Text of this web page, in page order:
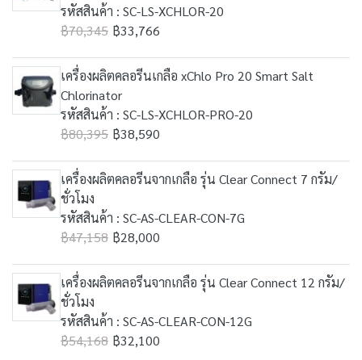
รหัสสินค้า : SC-LS-XCHLOR-20
฿70,345 ฿33,766
เครื่องผลิตคลอรีนเกลือ xChlo Pro 20 Smart Salt
Chlorinator
รหัสสินค้า : SC-LS-XCHLOR-PRO-20
฿80,395 ฿38,590
เครื่องผลิตคลอรีนจากเกลือ รุ่น Clear Connect 7 กรัม/
ชั่วโมง
รหัสสินค้า : SC-AS-CLEAR-CON-7G
฿47,158 ฿28,000
เครื่องผลิตคลอรีนจากเกลือ รุ่น Clear Connect 12 กรัม/
ชั่วโมง
รหัสสินค้า : SC-AS-CLEAR-CON-12G
฿54,168 ฿32,100